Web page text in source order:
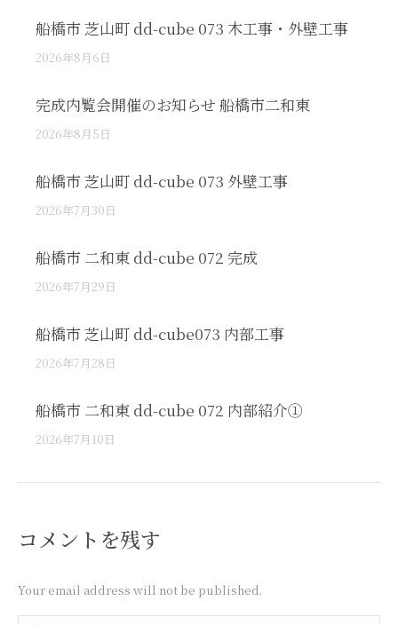
船橋市 芝山町 dd-cube 073 木工事・外壁工事
2026年8月6日
完成内覧会開催のお知らせ 船橋市二和東
2026年8月5日
船橋市 芝山町 dd-cube 073 外壁工事
2026年7月30日
船橋市 二和東 dd-cube 072 完成
2026年7月29日
船橋市 芝山町 dd-cube073 内部工事
2026年7月28日
船橋市 二和東 dd-cube 072 内部紹介①
2026年7月10日
コメントを残す
Your email address will not be published.